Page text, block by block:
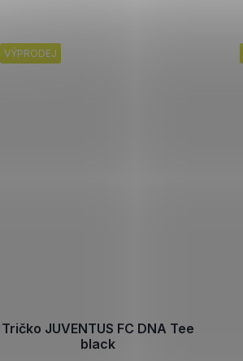
VÝPRODEJ
Tričko JUVENTUS FC DNA Tee
black